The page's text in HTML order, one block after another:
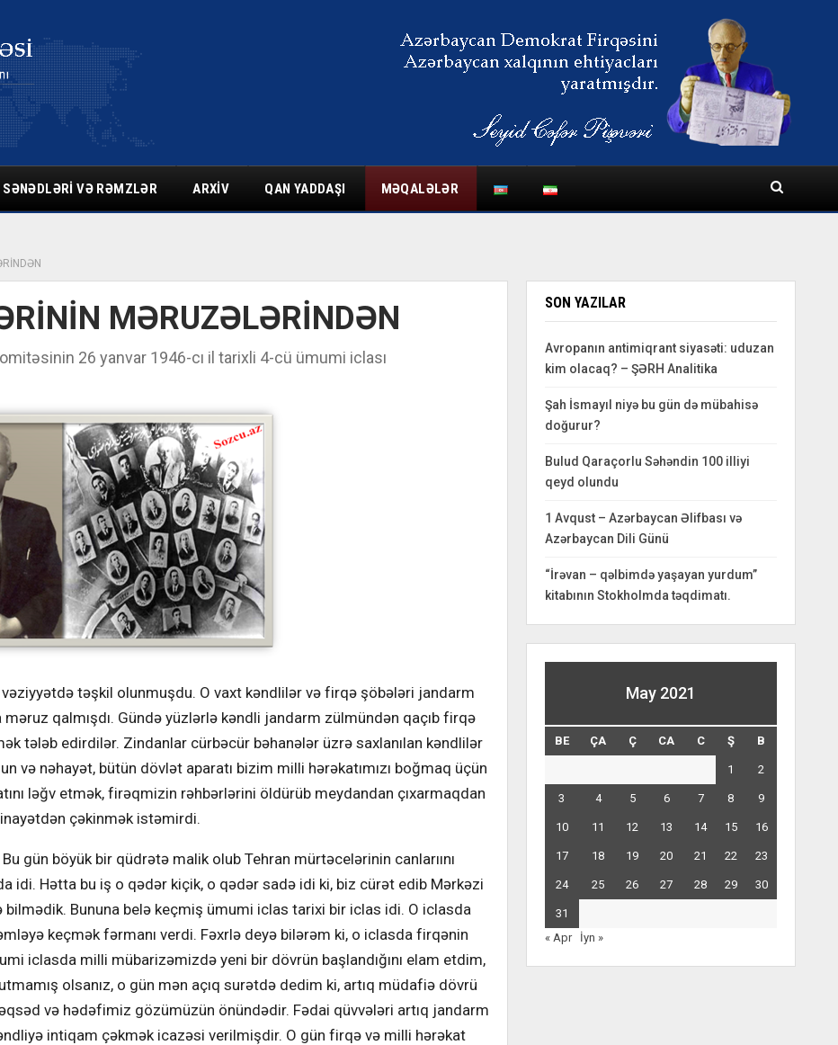
SƏNƏDLƏRI VƏ RƏMZLƏR ARXIV QAN YADDAŞI MƏQALƏLƏR
MƏRUZƏLƏRİNDƏN
26 yanvar 1946-cı il tarixli 4-cü ümumi iclası
təşkil olunmuşdu. O vaxt kəndlilər və firqə şöbələri jandarm
məruz qalmışdı. Gündə yüzlərlə kəndli jandarm zülmündən qaçıb firqə
tələb edirdilər. Zindanlar cürbəcür bəhanələr üzrə saxlanılan kəndlilər
və nəhayət, bütün dövlət aparatı bizim milli hərəkatımızı boğmaq üçün
ləğv etmək, firəqmizin rəhbərlərini öldürüb meydandan çıxarmaqdan
çəkinmək istəmirdi.
gün böyük bir qüdrətə malik olub Tehran mürtəcelərinin canlarıını
idi. Hətta bu iş o qədər kiçik, o qədər sadə idi ki, biz cürət edib Mərkəzi
Bununa belə keçmiş ümumi iclas tarixi bir iclas idi. O iclasda
keçmək fərmanı verdi. Fəxrlə deyə bilərəm ki, o iclasda firqənin
iclasda milli mübarizəmizdə yeni bir dövrün başlandığını elam etdim,
olsanız, o gün mən açıq surətdə dedim ki, artıq müdafiə dövrü
və hədəfimiz gözümüzün önündədir. Fədai qüvvələri artıq jandarm
intiqam çəkmək icazəsi verilmişdir. O gün firqə və milli hərəkat
SON YAZILAR
Avropanın antimiqrant siyasəti: uduzan
kim olacaq? – ŞƏRH Analitika
Şah İsmayıl niyə bu gün də mübahisə
doğurur?
Bulud Qaraçorlu Səhəndin 100 illiyi
qeyd olundu
1 Avqust – Azərbaycan Əlifbası və
Azərbaycan Dili Günü
“İrəvan – qəlbimdə yaşayan yurdum”
kitabının Stokholmda təqdimatı.
May 2021
BE ÇA Ç CA C Ş B
1 2
3 4 5 6 7 8 9
10 11 12 13 14 15 16
17 18 19 20 21 22 23
24 25 26 27 28 29 30
31
« Apr
İyn »